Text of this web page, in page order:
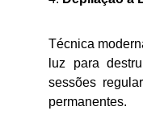
Técnica
luz para
sessões
permanentes.